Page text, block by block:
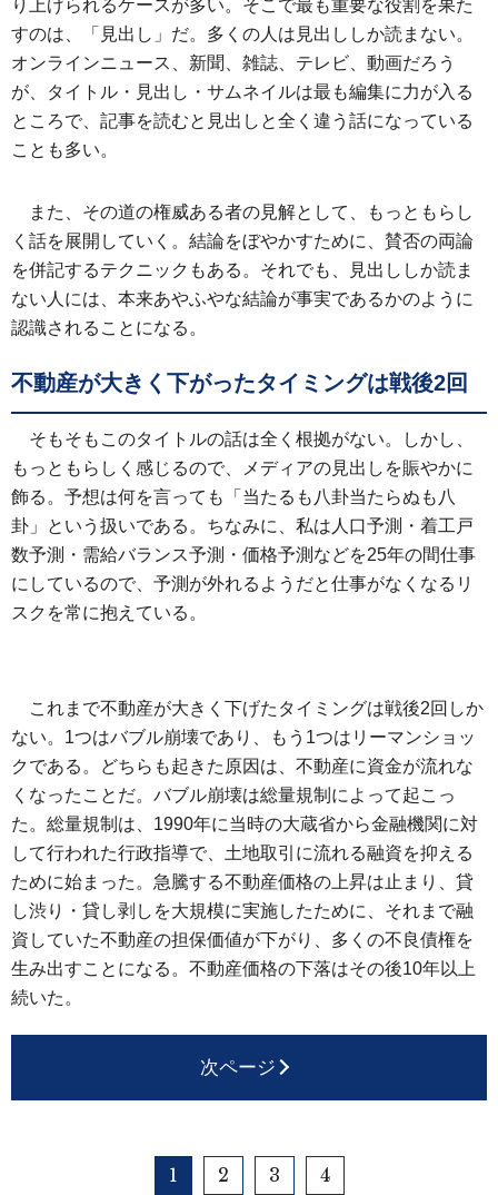
り上げられるケースが多い。そこで最も重要な役割を果た
すのは、「見出し」だ。多くの人は見出ししか読まない。
オンラインニュース、新聞、雑誌、テレビ、動画だろう
が、タイトル・見出し・サムネイルは最も編集に力が入る
ところで、記事を読むと見出しと全く違う話になっている
ことも多い。
また、その道の権威ある者の見解として、もっともらし
く話を展開していく。結論をぼやかすために、賛否の両論
を併記するテクニックもある。それでも、見出ししか読ま
ない人には、本来あやふやな結論が事実であるかのように
認識されることになる。
不動産が大きく下がったタイミングは戦後2回
そもそもこのタイトルの話は全く根拠がない。しかし、
もっともらしく感じるので、メディアの見出しを賑やかに
飾る。予想は何を言っても「当たるも八卦当たらぬも八
卦」という扱いである。ちなみに、私は人口予測・着工戸
数予測・需給バランス予測・価格予測などを25年の間仕事
にしているので、予測が外れるようだと仕事がなくなるリ
スクを常に抱えている。
これまで不動産が大きく下げたタイミングは戦後2回しか
ない。1つはバブル崩壊であり、もう1つはリーマンショッ
クである。どちらも起きた原因は、不動産に資金が流れな
くなったことだ。バブル崩壊は総量規制によって起こっ
た。総量規制は、1990年に当時の大蔵省から金融機関に対
して行われた行政指導で、土地取引に流れる融資を抑える
ために始まった。急騰する不動産価格の上昇は止まり、貸
し渋り・貸し剥しを大規模に実施したために、それまで融
資していた不動産の担保価値が下がり、多くの不良債権を
生み出すことになる。不動産価格の下落はその後10年以上
続いた。
次ページ
1 2 3 4